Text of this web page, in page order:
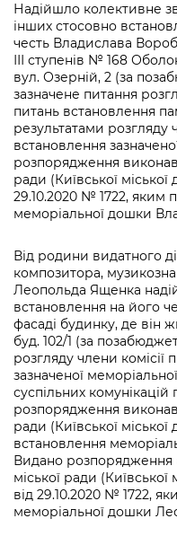
Надійшло колективне
інших стосовно
честь Владислава
ІІІ ступенів № 168
вул. Озерній, 2 (за
зазначене питання
питань встановлення
результатами розгляду
встановлення
розпорядження
ради (Київської міської
29.10.2020 № 1722, яким
меморіальної дошки
Від родини видатного
композитора,
Леопольда Ященка
встановлення на його
фасаді будинку, де він
буд. 102/1 (за
розгляду члени комісії
зазначеної
суспільних комунікацій
розпорядження
ради (Київської
встановлення
Видано розпорядження
міської ради (Київської
від 29.10.2020 № 1722,
меморіальної дошки